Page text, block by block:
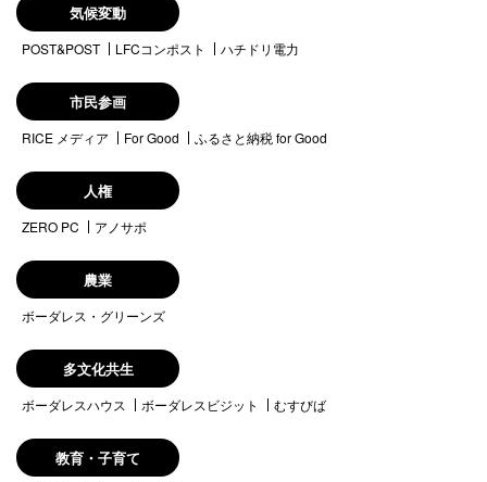
気候変動
POST&POST LFCコンポスト ハチドリ電力
市民参画
RICE メディア For Good ふるさと納税 for Good
人権
ZERO PC アノサポ
農業
ボーダレス・グリーンズ
多文化共生
ボーダレスハウス ボーダレスビジット むすびば
教育・子育て